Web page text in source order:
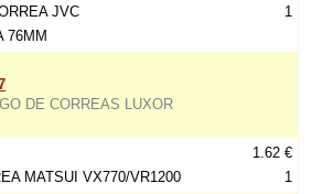
JVC
76MM
1
DE CORREAS LUXOR
MATSUI VX770/VR1200
1.62 €
1